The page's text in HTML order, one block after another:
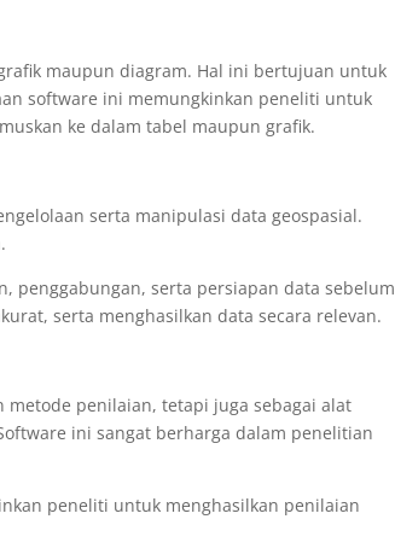
maupun diagram. Hal ini bertujuan untuk
software ini memungkinkan peneliti untuk
ke dalam tabel maupun grafik.
serta manipulasi data geospasial.
penggabungan, serta persiapan data sebelum
serta menghasilkan data secara relevan.
metode penilaian, tetapi juga sebagai alat
ini sangat berharga dalam penelitian
peneliti untuk menghasilkan penilaian